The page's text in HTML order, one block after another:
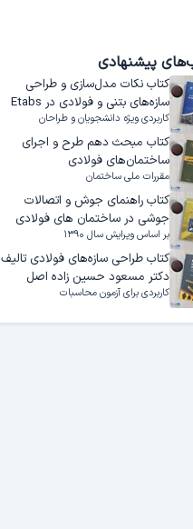
پیشنهادی
کتاب نکات مدل‌سازی و طراحی
سازه‌های بتنی و فولادی در Etabs
کاربردی ویژه دانشجویان و طراحان
کتاب مبحث دهم طرح و اجرای
ساختمان‌های فولادی
مقررات ملی ساختمان
کتاب راهنمای جوش و اتصالات
جوشی در ساختمان های فولادی
بر اساس ویرایش سال ۱۳۹۰
کتاب طراحی سازه‌های فولادی تالیف
دکتر مسعود حسین زاده اصل
کاربردی برای آزمون محاسبات